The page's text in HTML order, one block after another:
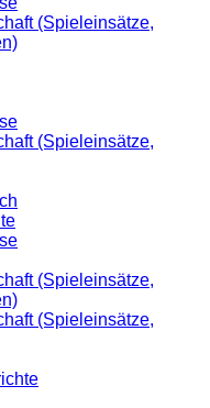
(Spieleinsätze,
(Spieleinsätze,
(Spieleinsätze,
(Spieleinsätze,